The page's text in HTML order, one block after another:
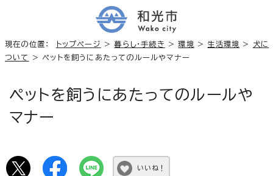
現在の位置： トップページ >暮らし・手続き >環境 > 生活環境 > 犬に
ついて
> ペットを飼うにあたってのルールやマナー
ペットを飼うにあたってのルールや
マナー
いいね！